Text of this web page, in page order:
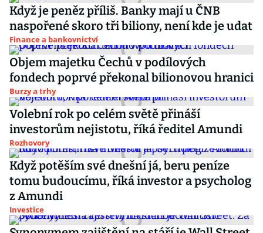
Když je peněz příliš. Banky mají u ČNB
naspořené skoro tři biliony, není kde je udat
Finance a bankovnictví
Objem majetku Čechů v podílových
fondech poprvé překonal bilionovou hranici
Burzy a trhy
Volební rok po celém světě přináší
investorům nejistotu, říká ředitel Amundi
Rozhovory
Když potěším své dnešní já, beru peníze
tomu budoucímu, říká investor a psycholog
z Amundi
Investice